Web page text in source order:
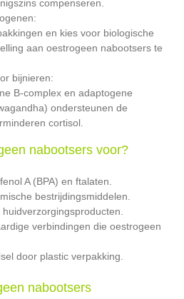
compenseren.
en kies voor biologische
aan oestrogeen nabootsers te
bijnieren:
B-complex en adaptogene
ondersteunen de
cortisol.
nabootsers voor?
A (BPA) en ftalaten.
bestrijdingsmiddelen.
verbindingen die oestrogeen
door plastic verpakking.
nabootsers